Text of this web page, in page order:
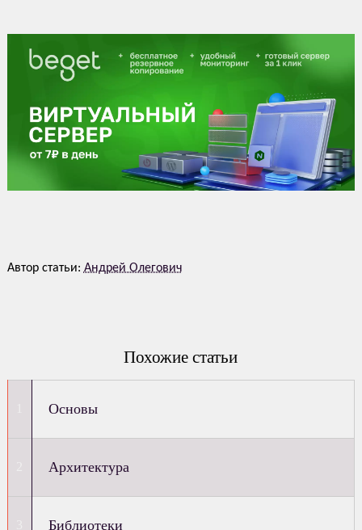
Автор статьи: Андрей Олегович
Похожие статьи
Основы
Архитектура
Библиотеки